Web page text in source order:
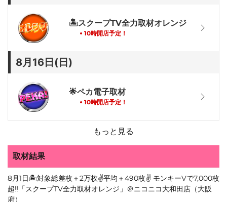
🏝スクープTV全力取材オレンジ
10時開店予定！
8月16日(日)
🌟ペカ電子取材
10時開店予定！
もっと見る
取材結果
8月1日🏝️対象総差枚＋2万枚✌️平均＋490枚✌️ モンキーVで7,000枚
超‼️「スクープTV全力取材オレンジ」＠ニコニコ大和田店（大阪
府）